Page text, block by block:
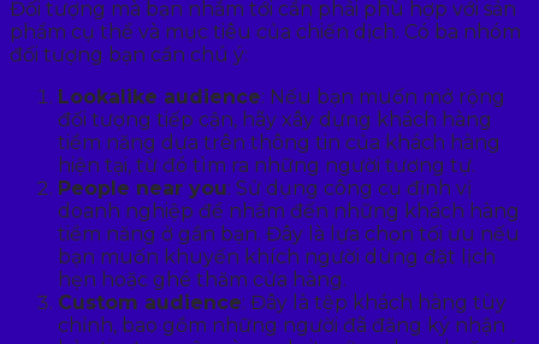
Đối tượng mà bạn nhắm tới cần phải phù hợp với sản
phẩm cụ thể và mục tiêu của chiến dịch. Có ba nhóm
đối tượng bạn cần chú ý:
Lookalike audience: Nếu bạn muốn mở rộng
đối tượng tiếp cận, hãy xây dựng khách hàng
tiềm năng dựa trên thông tin của khách hàng
hiện tại, từ đó tìm ra những người tương tự.
People near you: Sử dụng công cụ định vị
doanh nghiệp để nhắm đến những khách hàng
tiềm năng ở gần bạn. Đây là lựa chọn tối ưu nếu
bạn muốn khuyến khích người dùng đặt lịch
hẹn hoặc ghé thăm cửa hàng.
Custom audience: Đây là tệp khách hàng tùy
chỉnh, bao gồm những người đã đăng ký nhận